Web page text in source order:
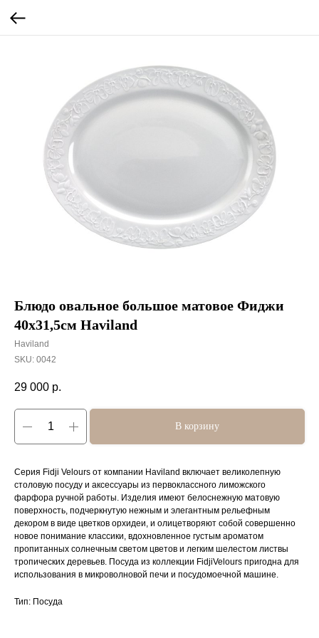
Блюдо овальное большое матовое Фиджи
40х31,5см Haviland
Haviland
SKU: 0042
29 000 р.
В корзину
Серия Fidji Velours от компании Haviland включает великолепную
столовую посуду и аксессуары из первоклассного лиможского
фарфора ручной работы. Изделия имеют белоснежную матовую
поверхность, подчеркнутую нежным и элегантным рельефным
декором в виде цветков орхидеи, и олицетворяют собой совершенно
новое понимание классики, вдохновленное густым ароматом
пропитанных солнечным светом цветов и легким шелестом листвы
тропических деревьев. Посуда из коллекции FidjiVelours пригодна для
использования в микроволновой печи и посудомоечной машине.
Тип: Посуда